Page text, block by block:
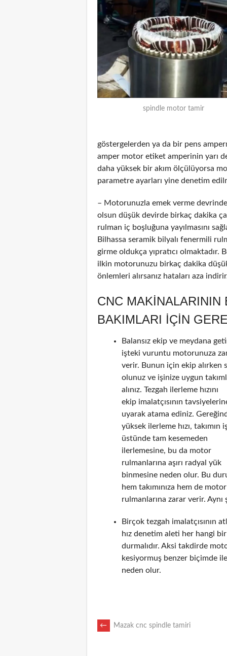
spindle motor tamir
göstergelerden ya da bir pens
amper motor etiket amperinin yarı
daha yüksek bir akım ölçülüyorsa
parametre ayarları yine denetim
– Motorunuzla emek verme
olsun düşük devirde birkaç dakika
rulman iç boşluğuna yayılmasını
Bilhassa seramik bilyalı fenermili
girme oldukça yıpratıcı olmaktadır.
ilkin motorunuzu birkaç dakika
önlemleri alırsanız hataları aza
CNC MAKINALARININ
BAKIMLARI IÇIN
Balansız ekip ve meydana
işteki vuruntu motorunuza
verir. Bunun için ekip alırken
olunuz ve işinize uygun
alınız. Tezgah ilerleme hızını
ekip imalatçısının
uyarak atama ediniz.
yüksek ilerleme hızı, takımın
üstünde tam kesemeden
ilerlemesine, bu da motor
rulmanlarına aşırı radyal yük
binmesine neden olur. Bu
hem takımınıza hem de motor
rulmanlarına zarar verir. Aynı
Birçok tezgah imalatçısının
hız denetim aleti her hangi
durmalıdır. Aksi takdirde
kesiyormuş benzer biçimde
neden olur.
POST
← Mazak cnc spindle tamiri